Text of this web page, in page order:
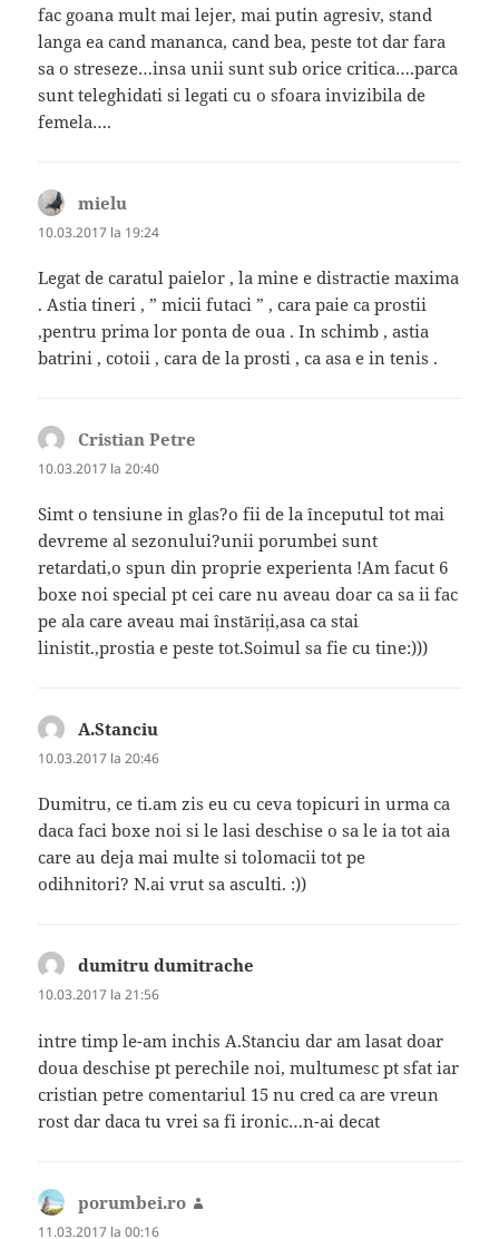
fac goana mult mai lejer, mai putin agresiv, stand
langa ea cand mananca, cand bea, peste tot dar fara
sa o streseze…insa unii sunt sub orice critica….parca
sunt teleghidati si legati cu o sfoara invizibila de
femela….
mielu
10.03.2017 la 19:24
Legat de caratul paielor , la mine e distractie maxima
. Astia tineri , ” micii futaci ” , cara paie ca prostii
,pentru prima lor ponta de oua . In schimb , astia
batrini , cotoii , cara de la prosti , ca asa e in tenis .
Cristian Petre
10.03.2017 la 20:40
Simt o tensiune in glas?o fii de la începutul tot mai
devreme al sezonului?unii porumbei sunt
retardati,o spun din proprie experienta !Am facut 6
boxe noi special pt cei care nu aveau doar ca sa ii fac
pe ala care aveau mai înstăriți,asa ca stai
linistit.,prostia e peste tot.Soimul sa fie cu tine:)))
A.Stanciu
10.03.2017 la 20:46
Dumitru, ce ti.am zis eu cu ceva topicuri in urma ca
daca faci boxe noi si le lasi deschise o sa le ia tot aia
care au deja mai multe si tolomacii tot pe
odihnitori? N.ai vrut sa asculti. :))
dumitru dumitrache
10.03.2017 la 21:56
intre timp le-am inchis A.Stanciu dar am lasat doar
doua deschise pt perechile noi, multumesc pt sfat iar
cristian petre comentariul 15 nu cred ca are vreun
rost dar daca tu vrei sa fi ironic…n-ai decat
porumbei.ro
11.03.2017 la 00:16